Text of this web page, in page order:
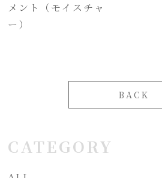
メント（モイスチャ
ー）
BACK
CATEGORY